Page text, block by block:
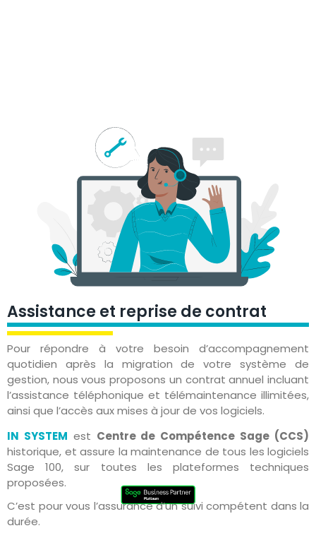
Assistance et reprise de contrat
Pour répondre à votre besoin d’accompagnement
quotidien après la migration de votre système de
gestion, nous vous proposons un contrat annuel incluant
l’assistance téléphonique et télémaintenance illimitées,
ainsi que l’accès aux mises à jour de vos logiciels.
IN SYSTEM est Centre de Compétence Sage (CCS)
historique, et assure la maintenance de tous les logiciels
Sage 100, sur toutes les plateformes techniques
proposées.
C’est pour vous l’assurance d’un suivi compétent dans la
durée.